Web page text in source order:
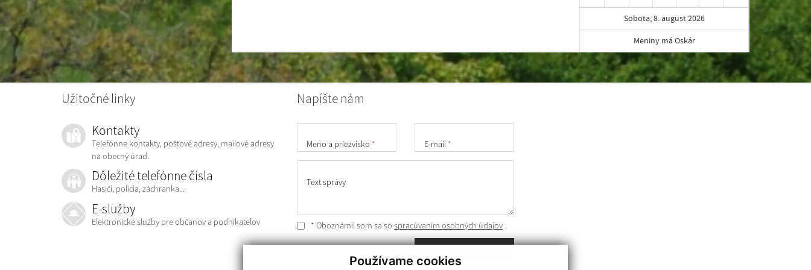
Používame cookies
Sobota, 8. august 2026
Meniny má Oskár
Napíšte nám
Meno a priezvisko * E-mail *
Text správy
* Oboznámil som sa so spracúvaním osobných údajov
Užitočné linky
Kontakty
Telefónne kontakty, poštové adresy, mailové adresy
na obecný úrad.
Dôležité telefónne čísla
Hasiči, polícia, záchranka...
E-služby
Elektronické služby pre občanov a podnikateľov